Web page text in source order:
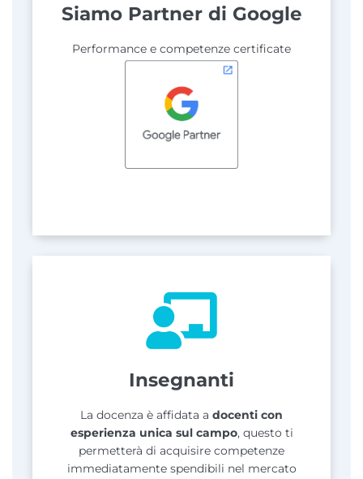
Siamo Partner di Google
Performance e competenze certificate
Insegnanti
La docenza è affidata a docenti con
esperienza unica sul campo, questo ti
permetterà di acquisire competenze
immediatamente spendibili nel mercato